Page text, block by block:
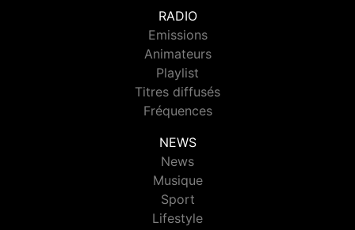
RADIO
Emissions
Animateurs
Playlist
Titres diffusés
Fréquences
NEWS
News
Musique
Sport
Lifestyle